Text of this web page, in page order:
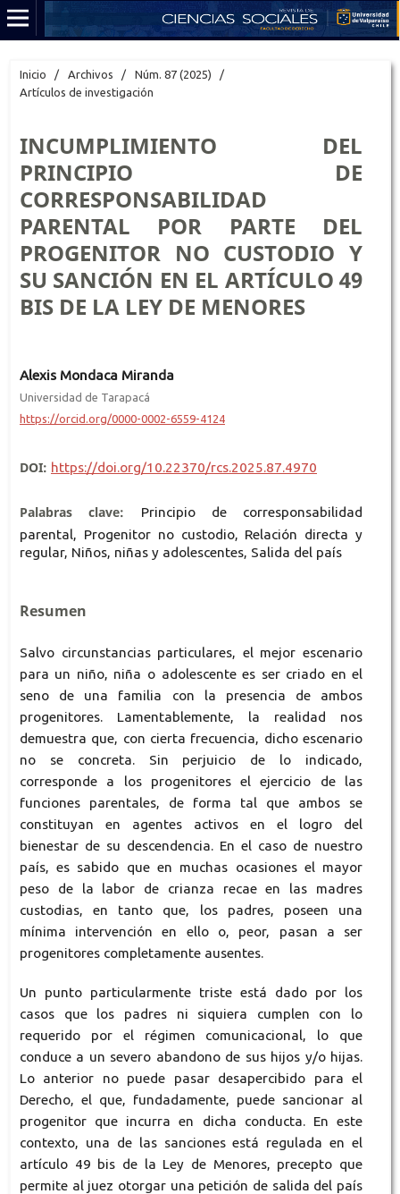
Inicio / Archivos / Núm. 87 (2025)
/
Artículos de investigación
INCUMPLIMIENTO DEL
PRINCIPIO DE
CORRESPONSABILIDAD
PARENTAL POR PARTE DEL
PROGENITOR NO CUSTODIO Y
SU SANCIÓN EN EL ARTÍCULO 49
BIS DE LA LEY DE MENORES
Alexis Mondaca Miranda
Universidad de Tarapacá
https://orcid.org/0000-0002-6559-4124
DOI: https://doi.org/10.22370/rcs.2025.87.4970
Palabras clave:
Principio de corresponsabilidad
parental, Progenitor no custodio, Relación directa y
regular, Niños, niñas y adolescentes, Salida del país
Resumen
Salvo circunstancias particulares, el mejor escenario
para un niño, niña o adolescente es ser criado en el
seno de una familia con la presencia de ambos
progenitores. Lamentablemente, la realidad nos
demuestra que, con cierta frecuencia, dicho escenario
no se concreta. Sin perjuicio de lo indicado,
corresponde a los progenitores el ejercicio de las
funciones parentales, de forma tal que ambos se
constituyan en agentes activos en el logro del
bienestar de su descendencia. En el caso de nuestro
país, es sabido que en muchas ocasiones el mayor
peso de la labor de crianza recae en las madres
custodias, en tanto que, los padres, poseen una
mínima intervención en ello o, peor, pasan a ser
progenitores completamente ausentes.
Un punto particularmente triste está dado por los
casos que los padres ni siquiera cumplen con lo
requerido por el régimen comunicacional, lo que
conduce a un severo abandono de sus hijos y/o hijas.
Lo anterior no puede pasar desapercibido para el
Derecho, el que, fundadamente, puede sancionar al
progenitor que incurra en dicha conducta. En este
contexto, una de las sanciones está regulada en el
artículo 49 bis de la Ley de Menores, precepto que
permite al juez otorgar una petición de salida del país